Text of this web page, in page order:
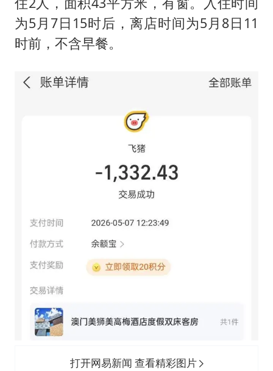
为5月7日15时后，离店时间为5月8日11
时前，不含早餐。
打开网易新闻 查看精彩图片